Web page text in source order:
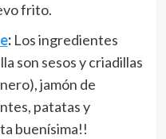
frito.
:Los ingredientes
son sesos y criadillas
jamón de
patatas y
buenísima!!